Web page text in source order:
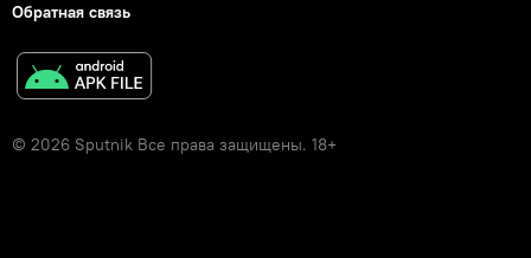
Обратная связь
© 2026 Sputnik Все права защищены. 18+